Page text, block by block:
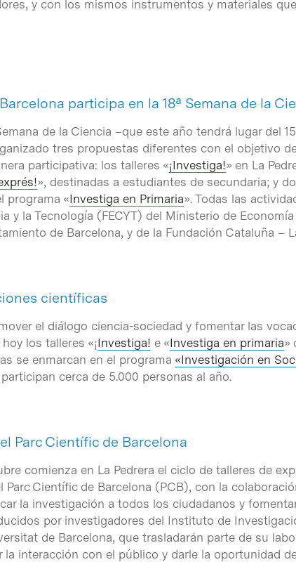
y con los mismos instrumentos y materiales
participa en la 18ª Semana de la
de la Ciencia –que este año tendrá lugar del
tres propuestas diferentes con el objetivo
participativa: los talleres «¡Investiga!» en La
», destinadas a estudiantes de secundaria; y
programa «Investiga en Primaria». Todas las
y la Tecnología (FECYT) del Ministerio de
de Barcelona, y de la Fundación Cataluña –
científicas
el diálogo ciencia-sociedad y fomentar las
los talleres «¡Investiga! e «Investiga en primaria»
se enmarcan en el programa «Investigación en
cerca de 5.000 personas al año.
Parc Científic de Barcelona
comienza en La Pedrera el ciclo de talleres de
Parc Científic de Barcelona (PCB), con la
la investigación a todos los ciudadanos y
por investigadores del Instituto de
de Barcelona, que trasladarán parte de su
la interacción con el público y darle la oportunidad